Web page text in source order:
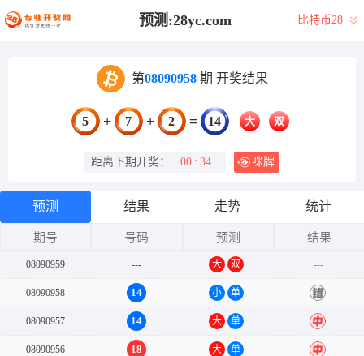
预测:28yc.com 比特币28
第08090958期 开奖结果
5 + 7 + 2 = 14 大 双
距离下期开奖： 00 : 34 咪牌
预测 结果 走势 统计
期号 号码 预测 结果
08090959 --- 大 双 ---
08090958 14 小 单 错
08090957 14 大 单 中
08090956 18 大 单 中